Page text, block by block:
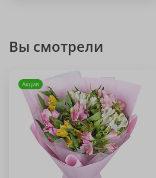
Вы смотрели
Акция